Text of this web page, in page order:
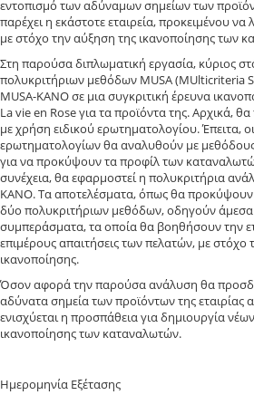
εντοπισμό των αδύναμων σημείων των
παρέχει η εκάστοτε εταιρεία, προκειμένου
με στόχο την αύξηση της ικανοποίησης των
Στη παρούσα διπλωματική εργασία, κύριος
πολυκριτήριων μεθόδων MUSA (MUlticriteria
MUSA-KANO σε μια συγκριτική έρευνα
La vie en Rose για τα προϊόντα της. Αρχικά,
με χρήση ειδικού ερωτηματολογίου. Έπειτα,
ερωτηματολογίων θα αναλυθούν με μεθόδους
για να προκύψουν τα προφίλ των
συνέχεια, θα εφαρμοστεί η πολυκριτήρια
KANO. Τα αποτελέσματα, όπως θα
δύο πολυκριτήριων μεθόδων, οδηγούν άμεσα
συμπεράσματα, τα οποία θα βοηθήσουν την
επιμέρους απαιτήσεις των πελατών, με
ικανοποίησης.
Όσον αφορά την παρούσα ανάλυση θα
αδύνατα σημεία των προϊόντων της εταιρίας
ενισχύεται η προσπάθεια για δημιουργία
ικανοποίησης των καταναλωτών.
Ημερομηνία Εξέτασης